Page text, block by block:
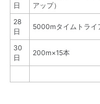
日
アップ）
28
日
5000mタイムトライ
30
日
200m×15本